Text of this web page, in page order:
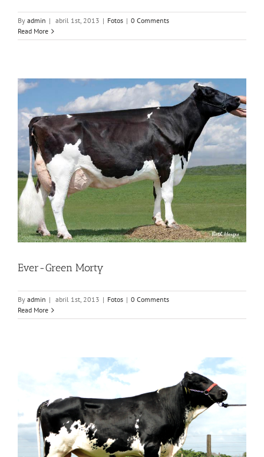
By admin | abril 1st, 2013 | Fotos | 0 Comments
Read More
Ever-Green Morty
By admin | abril 1st, 2013 | Fotos | 0 Comments
Read More